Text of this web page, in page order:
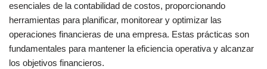
esenciales de la contabilidad de costos, proporcionando
herramientas para planificar, monitorear y optimizar las
operaciones financieras de una empresa. Estas prácticas son
fundamentales para mantener la eficiencia operativa y alcanzar
los objetivos financieros.